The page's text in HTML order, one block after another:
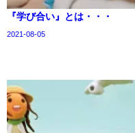
『学び合い』とは・・・
2021-08-05